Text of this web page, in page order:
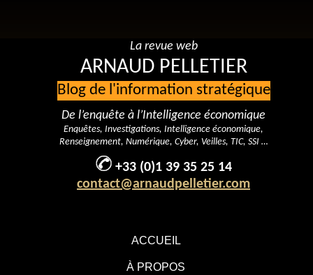
ACCUEIL
À PROPOS
La revue web
ARNAUD PELLETIER
Blog de l'information stratégique
De l’enquête à l’Intelligence économique
Enquêtes, Investigations, Intelligence économique,
Renseignement, Numérique, Cyber, Veilles, TIC, SSI …
+33 (0)1 39 35 25 14
contact@arnaudpelletier.com